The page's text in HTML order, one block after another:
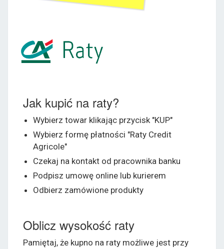
Jak kupić na raty?
Wybierz towar klikając przycisk "KUP"
Wybierz formę płatności "Raty Credit
Agricole"
Czekaj na kontakt od pracownika banku
Podpisz umowę online lub kurierem
Odbierz zamówione produkty
Oblicz wysokość raty
Pamiętaj, że kupno na raty możliwe jest przy